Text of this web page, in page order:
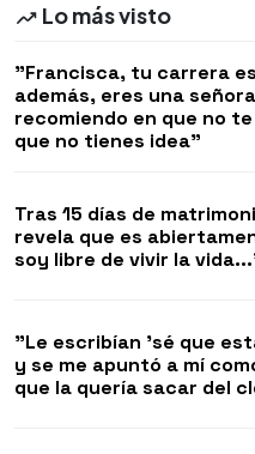
Lo más visto
"Francisca, tu carrera
además, eres una
recomiendo en que no
que no tienes idea"
Tras 15 días de
revela que es
soy libre de vivir la
"Le escribían 'sé que
y se me apuntó a mí
que la quería sacar del